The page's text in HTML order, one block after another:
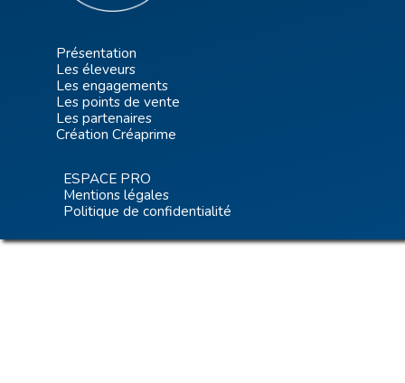
Présentation
Les éleveurs
Les engagements
Les points de vente
Les partenaires
Création Créaprime
ESPACE PRO
Mentions légales
Politique de confidentialité